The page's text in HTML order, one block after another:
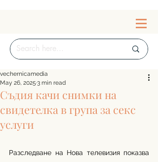
Съдия качи снимки на
свидетелка в група за секс
услуги
vechernicamedia
May 26, 2025 3 min read
Разследване на Нова телевизия показва